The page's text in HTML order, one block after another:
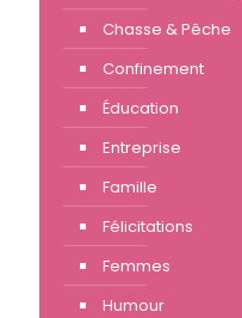
Chasse & Pêche
Confinement
Éducation
Entreprise
Famille
Félicitations
Femmes
Humour